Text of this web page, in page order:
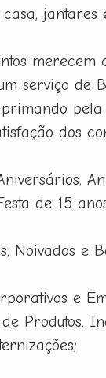
jantares
merecem
serviço de
dos
de 15
Noivados e
e
Produtos,